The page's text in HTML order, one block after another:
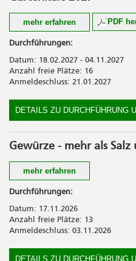
Kosten
CHF 60.00 inkl. Lebensmittel
mehr erfahren PDF
Möchten Sie einen Garten
fachgerecht pflegen? Dann
einen vielfältigen Kurs rund um
Erleben Sie Wissen in einer
motivierten Fachpersonen und
Kollegen. Wir legen besonderen
Theorie und Praxis.
Kosten
CHF 1'270.- inkl. Mittagessen,
Kursunterlagen und Material
Durchführungen:
Datum: 18.02.2027 - 04.11.2027
Anzahl freie Plätze: 16
Anmeldeschluss: 21.01.2027
DETAILS ZU DURCHFÜHRUNG
Gewürze - mehr als
mehr erfahren
Wir tauchen ein in die
eingesetzt werden können.
Herkunft und Verwendung
und bringen ihre Aromen in den
Geltung.
Durchführungen:
Datum: 17.11.2026
Anzahl freie Plätze: 13
Anmeldeschluss: 03.11.2026
DETAILS ZU DURCHFÜHRUNG